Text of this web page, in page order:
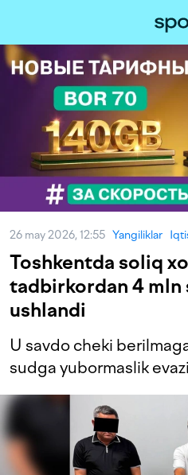
26 may 2026, 12:55 Yangiliklar
Toshkentda soliq
tadbirkordan 4 mln
ushlandi
U savdo cheki
sudga yubormaslik